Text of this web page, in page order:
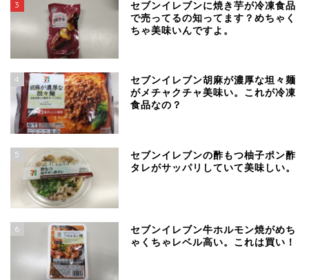
3
セブンイレブンに焼き芋が冷凍食品
で売ってるの知ってます？めちゃく
ちゃ美味いんですよ。
4
セブンイレブン胡麻が濃厚な坦々麺
がメチャクチャ美味い。これが冷凍
食品なの？
5
セブンイレブンの酢もつ柚子ポン酢
タレがサッパリしていて美味しい。
6
セブンイレブン牛ホルモン焼がめち
ゃくちゃレベル高い。これは買い！